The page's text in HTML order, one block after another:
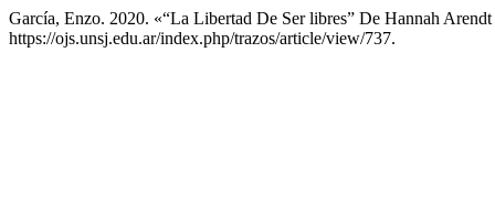
García, Enzo. 2020. «“La Libertad De Ser libres” De Hannah
https://ojs.unsj.edu.ar/index.php/trazos/article/view/737.